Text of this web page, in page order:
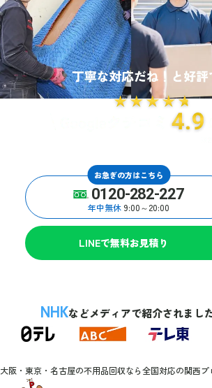
お急ぎの方はこちら
0120-282-227
年中無休 9:00～20:00
LINEで無料お見積り
NHKなどメディアで紹介されまし
大阪・東京・名古屋の不用品回収なら全国対応の関西プ